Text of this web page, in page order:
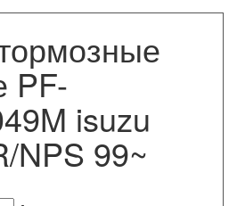
PF-
isuzu
NPS 99~